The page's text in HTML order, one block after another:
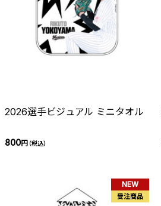
2026選手ビジュアル ミニタオル
800円（税込）
NEW
受注商品